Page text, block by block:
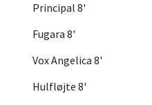
Principal 8'
Fugara 8'
Vox Angelica 8'
Hulfløjte 8'